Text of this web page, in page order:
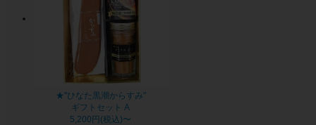
★"ひなた黒潮からすみ"
ギフトセット A
5,200円(税込)〜